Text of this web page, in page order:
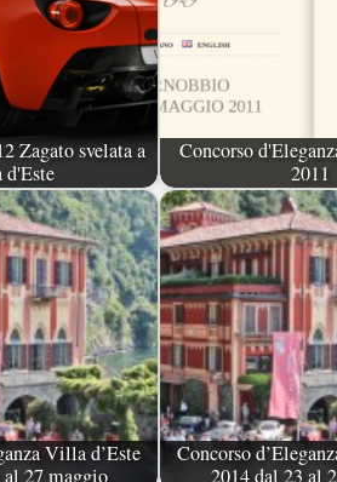
Zagato svelata a
Concorso
2011
Villa d’Este
27 maggio
Concorso
2014 dal 23 al